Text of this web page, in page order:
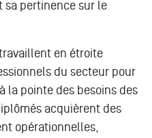
sa pertinence sur le
en étroite
du secteur pour
la pointe des besoins des
acquièrent des
opérationnelles,